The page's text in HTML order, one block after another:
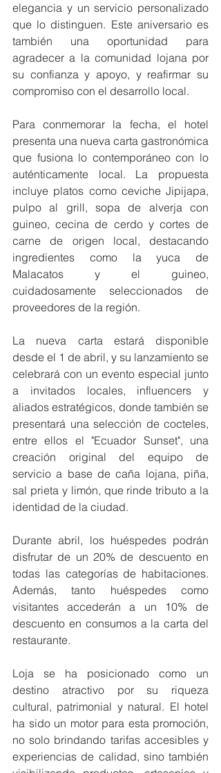
elegancia y un servicio personalizado
que lo distinguen. Este aniversario es
también una oportunidad para
agradecer a la comunidad lojana por
su confianza y apoyo, y reafirmar su
compromiso con el desarrollo local.
Para conmemorar la fecha, el hotel
presenta una nueva carta gastronómica
que fusiona lo contemporáneo con lo
auténticamente local. La propuesta
incluye platos como ceviche Jipijapa,
pulpo al grill, sopa de alverja con
guineo, cecina de cerdo y cortes de
carne de origen local, destacando
ingredientes como la yuca de
Malacatos y el guineo,
cuidadosamente seleccionados de
proveedores de la región.
La nueva carta estará disponible
desde el 1 de abril, y su lanzamiento se
celebrará con un evento especial junto
a invitados locales, influencers y
aliados estratégicos, donde también se
presentará una selección de cocteles,
entre ellos el "Ecuador Sunset", una
creación original del equipo de
servicio a base de caña lojana, piña,
sal prieta y limón, que rinde tributo a la
identidad de la ciudad.
Durante abril, los huéspedes podrán
disfrutar de un 20% de descuento en
todas las categorías de habitaciones.
Además, tanto huéspedes como
visitantes accederán a un 10% de
descuento en consumos a la carta del
restaurante.
Loja se ha posicionado como un
destino atractivo por su riqueza
cultural, patrimonial y natural. El hotel
ha sido un motor para esta promoción,
no solo brindando tarifas accesibles y
experiencias de calidad, sino también